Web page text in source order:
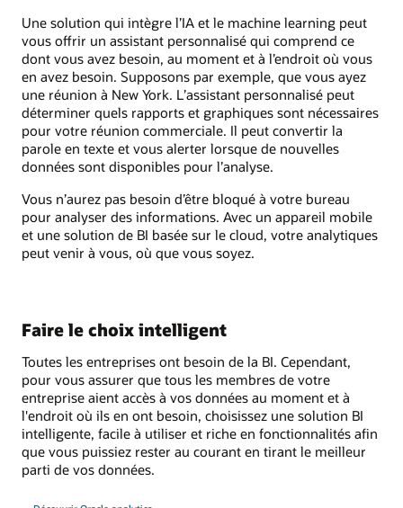
Une solution qui intègre l’IA et le machine learning peut
vous offrir un assistant personnalisé qui comprend ce
dont vous avez besoin, au moment et à l’endroit où vous
en avez besoin. Supposons par exemple, que vous ayez
une réunion à New York. L’assistant personnalisé peut
déterminer quels rapports et graphiques sont nécessaires
pour votre réunion commerciale. Il peut convertir la
parole en texte et vous alerter lorsque de nouvelles
données sont disponibles pour l’analyse.
Vous n’aurez pas besoin d’être bloqué à votre bureau
pour analyser des informations. Avec un appareil mobile
et une solution de BI basée sur le cloud, votre analytiques
peut venir à vous, où que vous soyez.
Faire le choix intelligent
Toutes les entreprises ont besoin de la BI. Cependant,
pour vous assurer que tous les membres de votre
entreprise aient accès à vos données au moment et à
l'endroit où ils en ont besoin, choisissez une solution BI
intelligente, facile à utiliser et riche en fonctionnalités afin
que vous puissiez rester au courant en tirant le meilleur
parti de vos données.